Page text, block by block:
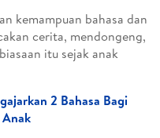
kemampuan bahasa dan
cerita, mendongeng,
itu sejak anak
2 Bahasa Bagi
Anak